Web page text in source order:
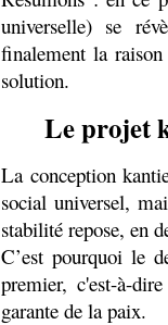
universelle) se
finalement la raison
solution.
Le projet
La conception
social universel,
stabilité repose, en
C’est pourquoi le
premier, c'est-à-
garante de la paix.